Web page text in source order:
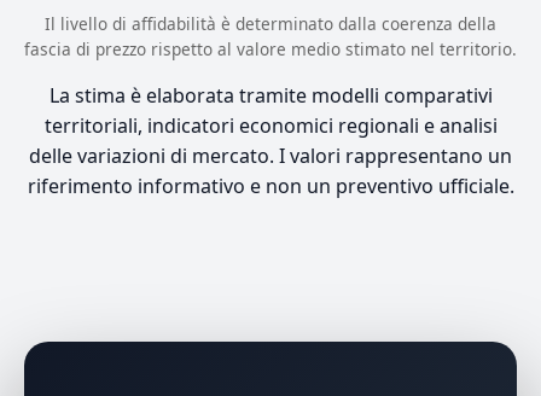
Il livello di affidabilità è determinato dalla coerenza della
fascia di prezzo rispetto al valore medio stimato nel territorio.
La stima è elaborata tramite modelli comparativi
territoriali, indicatori economici regionali e analisi
delle variazioni di mercato. I valori rappresentano un
riferimento informativo e non un preventivo ufficiale.